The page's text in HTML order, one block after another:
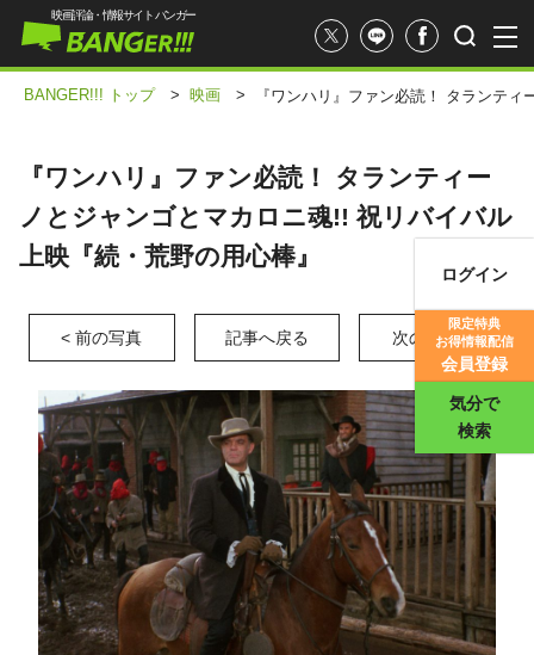
映画評価
映画評論・情報サイト バンガー
ログイン
限定特典
お得情報配信
会員登録
気分で
検索
BANGER!!! トップ > 映画 > 『ワンハリ』ファン必読！ タランテ
『ワンハリ』ファン必読！ タランティー
ノとジャンゴとマカロニ魂!! 祝リバイバル
上映『続・荒野の用心棒』
< 前の写真 記事へ戻る 次の写真 >